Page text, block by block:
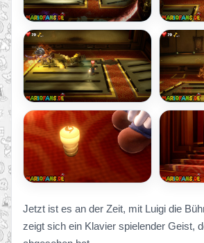
Jetzt ist es an der Zeit, mit Luigi die
zeigt sich ein Klavier spielender Geist,